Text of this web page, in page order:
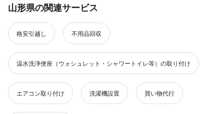
山形県の関連サービス
格安引越し 不用品回収
温水洗浄便座（ウォシュレット・シャワートイレ等）の取り付け
エアコン取り付け 洗濯機設置 買い物代行